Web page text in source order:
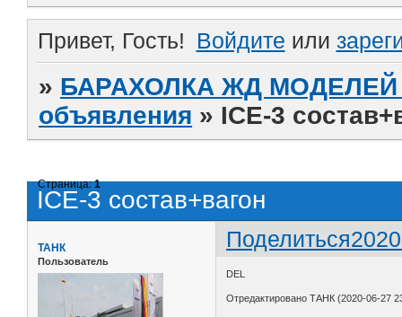
Привет, Гость! Войдите или
» БАРАХОЛКА ЖД МОДЕЛЕЙ
объявления » ICE-3
ICE-3 состав+вагон
Страница:1
Поделиться
ТАНК
Пользователь
DEL
Отредактировано ТАНК (2020-06-27